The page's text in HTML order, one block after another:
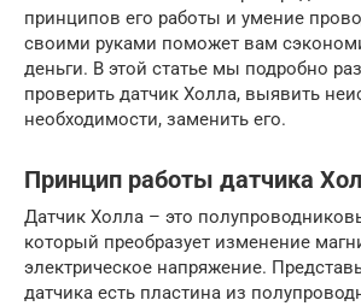
принципов его работы и умение
своими руками поможет вам
деньги. В этой статье мы подробно
проверить датчик Холла, выявить
необходимости, заменить его.
Принцип работы датчика
Датчик Холла – это
который преобразует изменение
электрическое напряжение.
датчика есть пластина из